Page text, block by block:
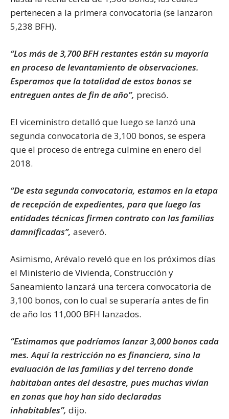
pertenecen a la primera convocatoria (se lanzaron
5,238 BFH).
“Los más de 3,700 BFH restantes están su mayoría
en proceso de levantamiento de observaciones.
Esperamos que la totalidad de estos bonos se
entreguen antes de fin de año”, precisó.
El viceministro detalló que luego se lanzó una
segunda convocatoria de 3,100 bonos, se espera
que el proceso de entrega culmine en enero del
2018.
“De esta segunda convocatoria, estamos en la etapa
de recepción de expedientes, para que luego las
entidades técnicas firmen contrato con las familias
damnificadas”, aseveró.
Asimismo, Arévalo reveló que en los próximos días
el Ministerio de Vivienda, Construcción y
Saneamiento lanzará una tercera convocatoria de
3,100 bonos, con lo cual se superaría antes de fin
de año los 11,000 BFH lanzados.
“Estimamos que podríamos lanzar 3,000 bonos cada
mes. Aquí la restricción no es financiera, sino la
evaluación de las familias y del terreno donde
habitaban antes del desastre, pues muchas vivían
en zonas que hoy han sido declaradas
inhabitables”, dijo.